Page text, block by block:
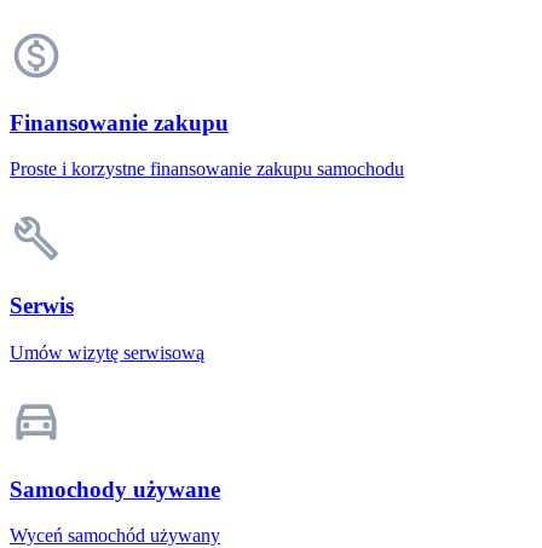
Finansowanie zakupu
Proste i korzystne finansowanie zakupu samochodu
Serwis
Umów wizytę serwisową
Samochody używane
Wyceń samochód używany